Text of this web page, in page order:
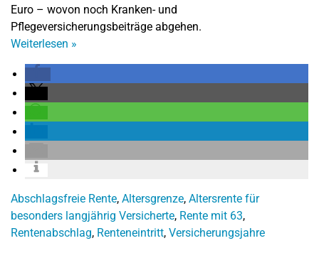
Euro – wovon noch Kranken- und
Pflegeversicherungsbeiträge abgehen.
Weiterlesen »
Abschlagsfreie Rente, Altersgrenze, Altersrente für
besonders langjährig Versicherte, Rente mit 63,
Rentenabschlag, Renteneintritt, Versicherungsjahre